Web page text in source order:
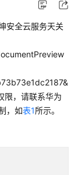
安全云服务天关
限，请联系华为
，如表1所示。